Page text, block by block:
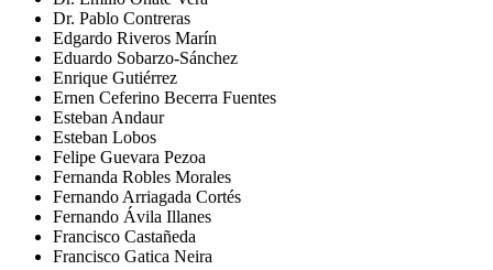
Dr. Pablo Contreras
Edgardo Riveros Marín
Eduardo Sobarzo-Sánchez
Enrique Gutiérrez
Ernen Ceferino Becerra Fuentes
Esteban Andaur
Esteban Lobos
Felipe Guevara Pezoa
Fernanda Robles Morales
Fernando Arriagada Cortés
Fernando Ávila Illanes
Francisco Castañeda
Francisco Gatica Neira